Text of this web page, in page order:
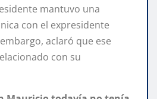
mantuvo una
con el expresidente
aclaró que ese
con su